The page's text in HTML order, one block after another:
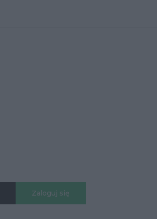
Zaloguj się